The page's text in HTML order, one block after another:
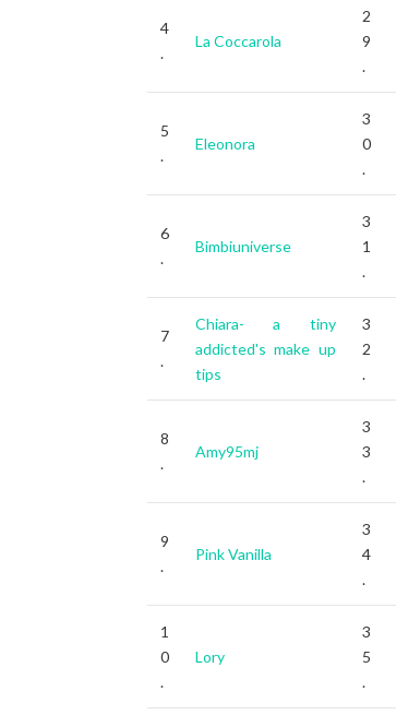
4
.
La Coccarola
2
9
.
5
.
Eleonora
3
0
.
6
.
Bimbiuniverse
3
1
.
7
.
Chiara- a tiny
addicted's make up
tips
3
2
.
8
.
Amy95mj
3
3
.
9
.
Pink Vanilla
3
4
.
1
0
.
Lory
3
5
.